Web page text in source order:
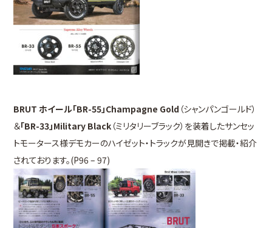
BRUT ホイール「BR-55」Champagne Gold （シャンパンゴールド）
＆「BR-33」Military Black （ミリタリーブラック）を装着したサンセッ
トモータース様デモカーのハイゼット・トラックが見開きで掲載・紹介
されております。(P96 – 97)